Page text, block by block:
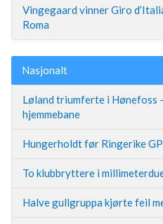
Vingegaard vinner Giro
Roma
Nasjonalt
Løland triumferte i Hønefoss
hjemmebane
Hungerholdt før Ringerike
To klubbryttere i
Halve gullgruppa kjørte feil